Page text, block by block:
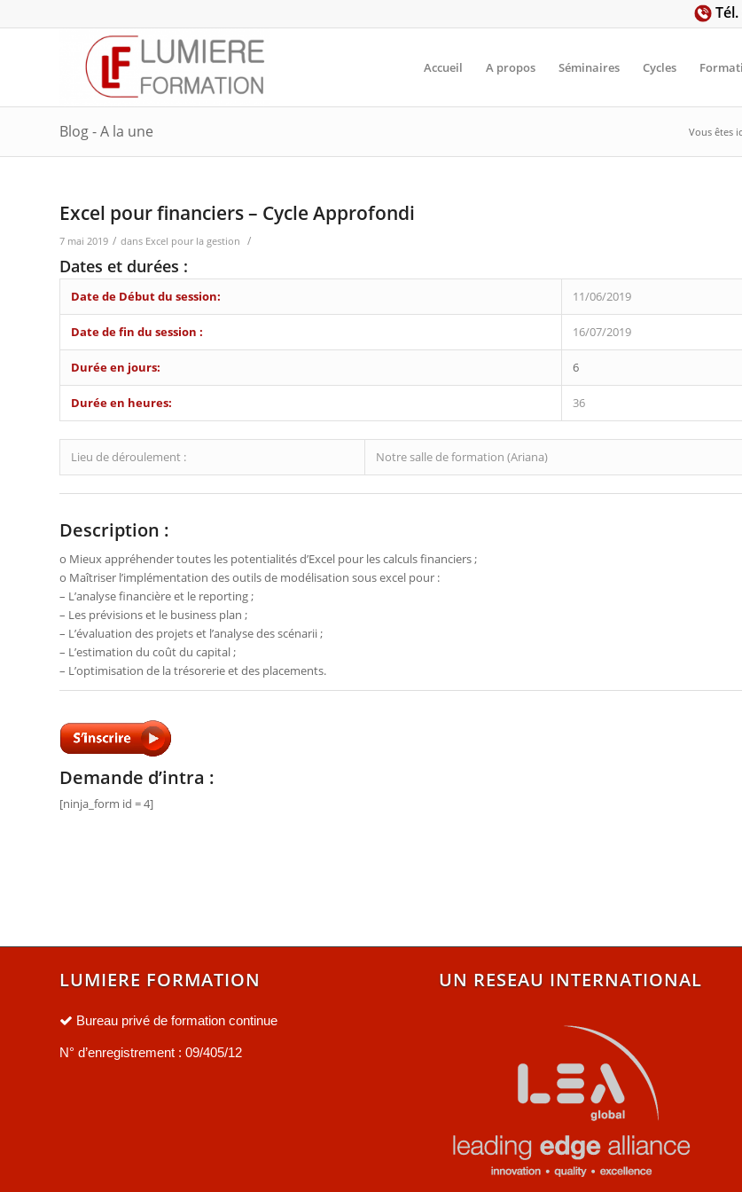
Accueil A propos Séminaires Cycles
Blog - A la une Vous êtes
Excel pour financiers – Cycle Approfondi
7 mai 2019 / dans Excel pour la gestion /
Dates et durées :
Date de Début du session: 11/06/2019
Date de fin du session : 16/07/2019
Durée en jours: 6
Durée en heures: 36
Lieu de déroulement : Notre salle de formation (Ariana)
Description :
o Mieux appréhender toutes les potentialités d’Excel pour les calculs financiers ;
o Maîtriser l’implémentation des outils de modélisation sous excel pour :
– L’analyse financière et le reporting ;
– Les prévisions et le business plan ;
– L’évaluation des projets et l’analyse des scénarii ;
– L’estimation du coût du capital ;
– L’optimisation de la trésorerie et des placements.
Demande d’intra :
[ninja_form id = 4]
LUMIERE FORMATION
Bureau privé de formation continue
N° d’enregistrement : 09/405/12
UN RESEAU INTERNATIONAL